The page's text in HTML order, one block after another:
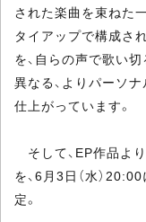
された楽曲を束ねた
タイアップで構成さ
を、自らの声で歌い
異なる、よりパーソ
仕上がっています。
そして、EP作品よ
を、6月3日（水）
定。